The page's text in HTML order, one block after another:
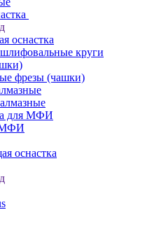
оснастка
круги
фрезы (чашки)
для МФИ
МФИ
оснастка